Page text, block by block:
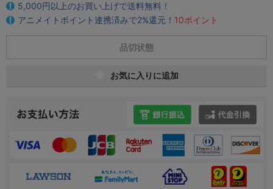
5,000円以上のお買い上げで送料無料！
アニメイトポイント連携済みで2%還元！ 10ポイント
品切状態
お気に入りに追加